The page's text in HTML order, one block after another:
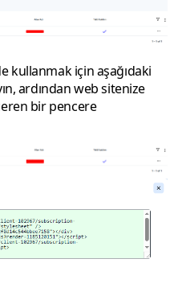
kullanmak için aşağıdaki
ardından web sitenize
bir pencere